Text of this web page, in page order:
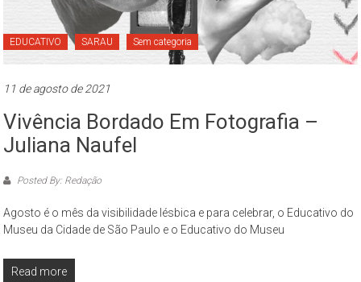
EDUCATIVO SARAU Sem categoria
11 de agosto de 2021
Vivência Bordado Em Fotografia –
Juliana Naufel
Posted By: Redação
Agosto é o mês da visibilidade lésbica e para celebrar, o Educativo do
Museu da Cidade de São Paulo e o Educativo do Museu
Read more